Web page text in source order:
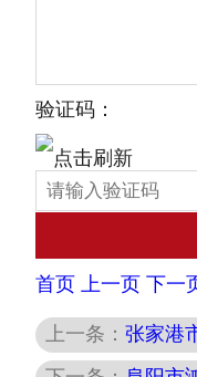
验证码：
首页 上一页 下一
上一条： 张家港